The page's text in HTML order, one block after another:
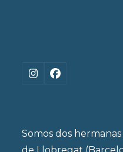
Instagram
Facebook
Somos dos